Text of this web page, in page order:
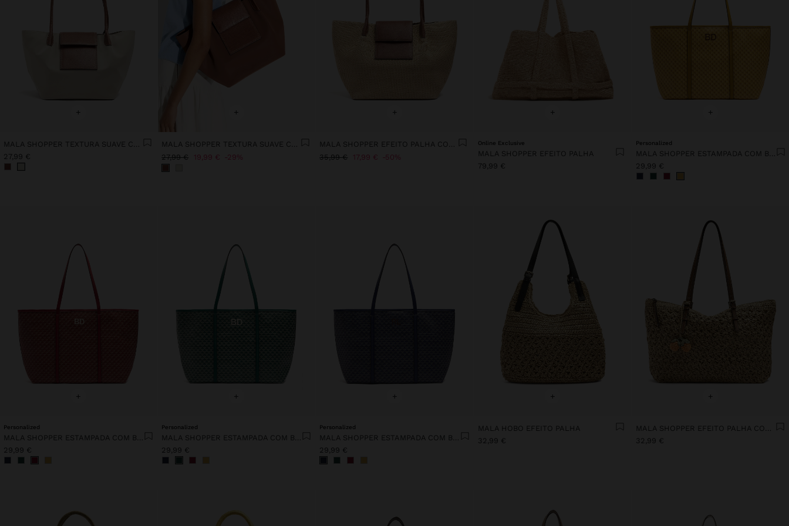
+
MALA SHOPPER TEXTURA SUAVE COM ABA
27,99 €
+
MALA SHOPPER TEXTURA SUAVE COM ABA
27,99 € 19,99 € 29%
+
MALA SHOPPER EFEITO PALHA COM ABA
35,99 € 17,99 € 50%
+
Online Exclusive
MALA SHOPPER EFEITO PALHA
79,99 €
+
Personalized
MALA SHOPPER ESTAMPADA COM BOLSA REMOVÍVEL
29,99 €
+
Personalized
29,99 €
+
Personalized
29,99 €
+
Personalized
29,99 €
+
MALA HOBO EFEITO PALHA
32,99 €
+
32,99 €